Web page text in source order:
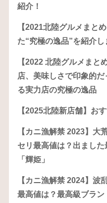
紹介！
【2021北陸グルメまと
た“究極の逸品”を紹介
【2022 北陸グルメまと
店、美味しさで印象的
る実力店の究極の逸品
【2025北陸新店舗】お
【カニ漁解禁 2023】大
セリ最高値は？出まし
「輝姫」
【カニ漁解禁 2024】波
最高値は？最高級ブラ